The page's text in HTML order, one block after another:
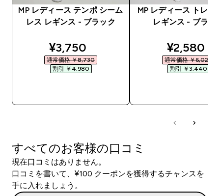
MP レディース テンポ シーム
レス レギンス - ブラック
discounted price
¥3,750‎
通常価格 ￥8,730‎
割引 ￥4,980‎
MP レディース トレー
レギンス - ブラッ
¥2,580‎
通常価格 ￥6,020‎
割引 ￥3,440‎
すべてのお客様の口コミ
現在口コミはありません。
口コミを書いて、¥100 クーポンを獲得するチャンスを
手に入れましょう。